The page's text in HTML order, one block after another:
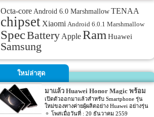
ถูกเปิดเผยจากหน้าเว็บไซต์ตรวจสอบ
สัญญาณของอุปกรณ์เคลื่อนที่อย่าง TENAA
จากประเทศจีน โดยรายละเอียดได้แสดงรูป
ตัวเครื่องและ Spec […]
อย่าง Kirin 955 นี้นั้นจะประมวลผลแบบ octa-
Cortex-A72 4 ตัวประมวลผล และ CPU อย่าง
Cortex-A53 4 […]
ตุลาคมนี้อีกด้วย โดย Media Pad 2 นี้จะมา
พร้อมกับหน้าจอแสดงผลแบบ IPS display
1200 pixels ขนาดของหน้าจอจะอยู่ที่
ประมาณ 8 นิ้ว ในส่วนของ Chipset ที่ขับ
เคลื่อนตัวเครื่องจะเป็น Chipset อย่าง
Octa-core Android 6.0 MarshmallowTENAA
chipset Xiaomi Android 6.0.1 Marshmallow
SpecBatteryAppleRam Huawei
Samsung
ใหม่ล่าสุด
มาแล้ว Huawei Honor Magic พร้อม
กล้อง 2 ตัว
เปิดตัวออกมาแล้วสำหรับ Smartphone รุ่น
ใหม่ของทางค่ายผู้ผลิตอย่าง Huawei อย่างรุ่น
Huawei Honor Magic โดยรุ่นใหม่นี้นับว่าเป็น
20 ธันวาคม 2559